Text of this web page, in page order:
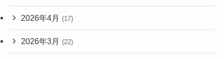
2026年4月 (17)
2026年3月 (22)